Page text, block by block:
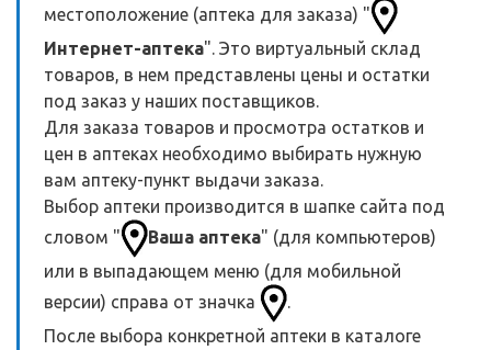
местоположение (аптека для заказа) "
Интернет-аптека". Это виртуальный склад
товаров, в нем представлены цены и остатки
под заказ у наших поставщиков.
Для заказа товаров и просмотра остатков и
цен в аптеках необходимо выбирать нужную
вам аптеку-пункт выдачи заказа.
Выбор аптеки производится в шапке сайта под
словом "
Ваша аптека" (для компьютеров)
или в выпадающем меню (для мобильной
версии) справа от значка
.
После выбора конкретной аптеки в каталоге